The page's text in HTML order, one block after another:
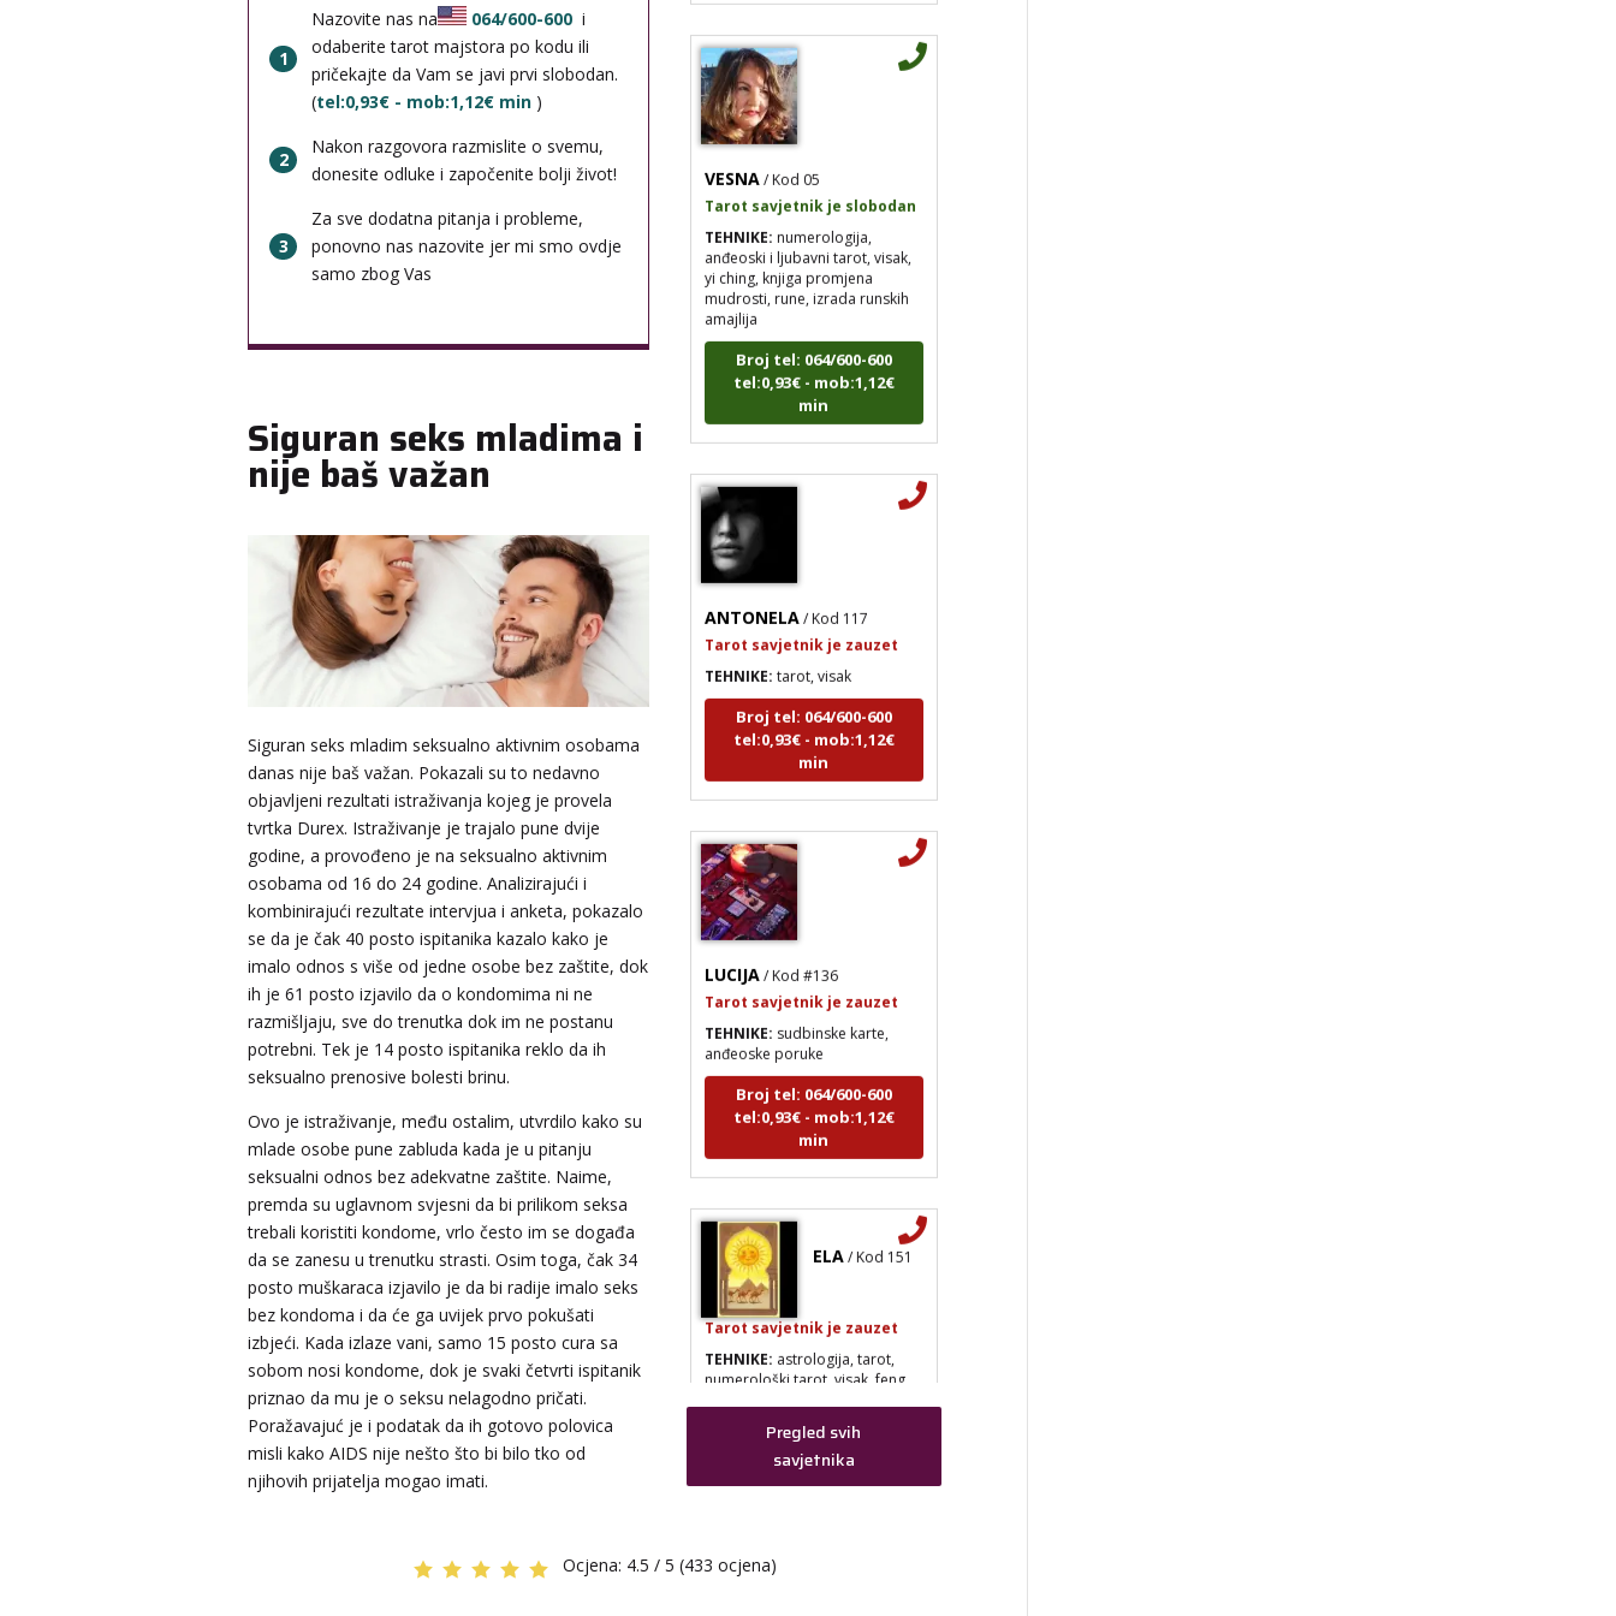
1
Nazovite nas na 064/600-600 i
odaberite tarot majstora po kodu ili
pričekajte da Vam se javi prvi slobodan.
(tel:0,93€ - mob:1,12€ min )
2
Nakon razgovora razmislite o svemu,
donesite odluke i započenite bolji život!
3
Za sve dodatna pitanja i probleme,
ponovno nas nazovite jer mi smo ovdje
samo zbog Vas
Siguran seks mladima i
nije baš važan
Siguran seks mladim seksualno aktivnim osobama
danas nije baš važan. Pokazali su to nedavno
objavljeni rezultati istraživanja kojeg je provela
tvrtka Durex. Istraživanje je trajalo pune dvije
godine, a provođeno je na seksualno aktivnim
osobama od 16 do 24 godine. Analizirajući i
kombinirajući rezultate intervjua i anketa, pokazalo
se da je čak 40 posto ispitanika kazalo kako je
imalo odnos s više od jedne osobe bez zaštite, dok
ih je 61 posto izjavilo da o kondomima ni ne
razmišljaju, sve do trenutka dok im ne postanu
potrebni. Tek je 14 posto ispitanika reklo da ih
seksualno prenosive bolesti brinu.
Ovo je istraživanje, među ostalim, utvrdilo kako su
mlade osobe pune zabluda kada je u pitanju
seksualni odnos bez adekvatne zaštite. Naime,
premda su uglavnom svjesni da bi prilikom seksa
trebali koristiti kondome, vrlo često im se događa
da se zanesu u trenutku strasti. Osim toga, čak 34
posto muškaraca izjavilo je da bi radije imalo seks
bez kondoma i da će ga uvijek prvo pokušati
izbjeći. Kada izlaze vani, samo 15 posto cura sa
sobom nosi kondome, dok je svaki četvrti ispitanik
priznao da mu je o seksu nelagodno pričati.
Poražavajuć je i podatak da ih gotovo polovica
misli kako AIDS nije nešto što bi bilo tko od
njihovih prijatelja mogao imati.
Tarot savjetnik je slobodan
numerologija,
anđeoski i ljubavni tarot, visak,
yi ching, knjiga promjena
mudrosti, rune, izrada runskih
amajlija
Broj tel: 064/600-600
tel:0,93€ - mob:1,12€
min
Tarot savjetnik je zauzet
tarot, visak
Broj tel: 064/600-600
tel:0,93€ - mob:1,12€
min
Tarot savjetnik je zauzet
sudbinske karte,
anđeoske poruke
Broj tel: 064/600-600
tel:0,93€ - mob:1,12€
min
/ Kod 151
Tarot savjetnik je zauzet
astrologija, tarot,
numerološki tarot, visak, feng
shui numerologija, anđeoski
brojevi, tumačenje snova, rune,
kristali, reiki, terapija bojama,
anđeoske karte, iscjeljivanje
anđeoskim energijama
Pregled svih
savjetnika
Ocjena: 4.5 / 5 (433 ocjena)
LUCIJA/ Kod #136
Tarot savjetnik je zauzet
TEHNIKE:sudbinske karte, anđeoske poruke
Broj tel: 064/600-600
tel:0,93€ - mob:1,12€ min
ELA / Kod 151
Tarot savjetnik je zauzet
TEHNIKE:astrologija, tarot, numerološki tarot, visak,
Broj tel: 064/600-600